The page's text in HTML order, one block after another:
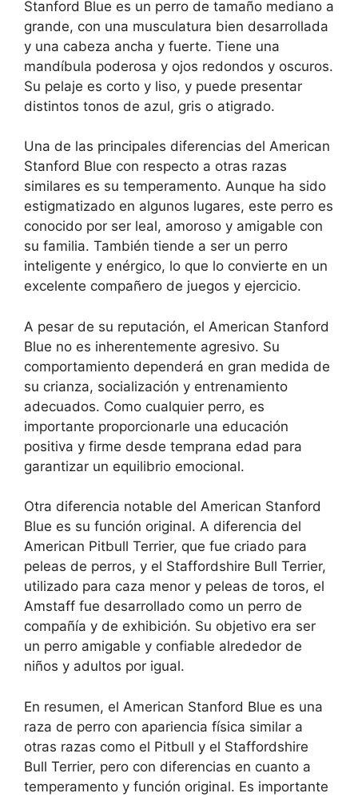
Stanford Blue es un perro de tamaño mediano a
grande, con una musculatura bien desarrollada
y una cabeza ancha y fuerte. Tiene una
mandíbula poderosa y ojos redondos y oscuros.
Su pelaje es corto y liso, y puede presentar
distintos tonos de azul, gris o atigrado.
Una de las principales diferencias del American
Stanford Blue con respecto a otras razas
similares es su temperamento. Aunque ha sido
estigmatizado en algunos lugares, este perro es
conocido por ser leal, amoroso y amigable con
su familia. También tiende a ser un perro
inteligente y enérgico, lo que lo convierte en un
excelente compañero de juegos y ejercicio.
A pesar de su reputación, el American Stanford
Blue no es inherentemente agresivo. Su
comportamiento dependerá en gran medida de
su crianza, socialización y entrenamiento
adecuados. Como cualquier perro, es
importante proporcionarle una educación
positiva y firme desde temprana edad para
garantizar un equilibrio emocional.
Otra diferencia notable del American Stanford
Blue es su función original. A diferencia del
American Pitbull Terrier, que fue criado para
peleas de perros, y el Staffordshire Bull Terrier,
utilizado para caza menor y peleas de toros, el
Amstaff fue desarrollado como un perro de
compañía y de exhibición. Su objetivo era ser
un perro amigable y confiable alrededor de
niños y adultos por igual.
En resumen, el American Stanford Blue es una
raza de perro con apariencia física similar a
otras razas como el Pitbull y el Staffordshire
Bull Terrier, pero con diferencias en cuanto a
temperamento y función original. Es importante